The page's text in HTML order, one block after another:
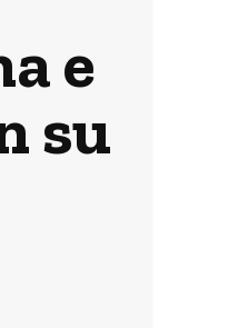
e
su